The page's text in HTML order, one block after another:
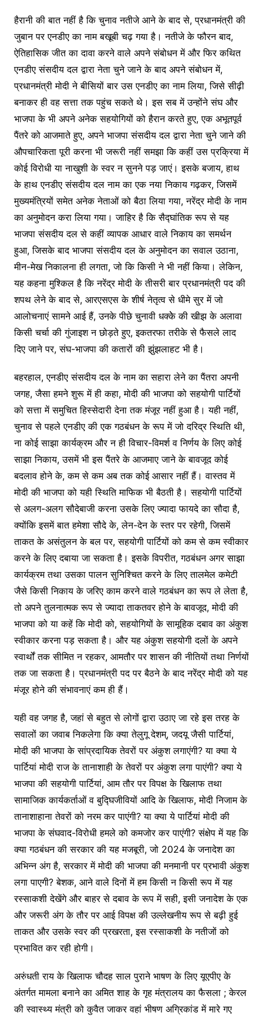
हैरानी की बात नहीं है कि चुनाव नतीजे आने के बाद से, प्रधानमंत्री की
जुबान पर एनडीए का नाम बखूबी चढ़ गया है। नतीजे के फौरन बाद,
ऐतिहासिक जीत का दावा करने वाले अपने संबोधन में और फिर कथित
एनडीए संसदीय दल द्वारा नेता चुने जाने के बाद अपने संबोधन में,
प्रधानमंत्री मोदी ने बीसियों बार उस एनडीए का नाम लिया, जिसे सीढ़ी
बनाकर ही वह सत्ता तक पहुंच सकते थे। इस सब में उन्होंने संघ और
भाजपा के भी अपने अनेक सहयोगियों को हैरान करते हुए, एक अभूतपूर्व
पैंतरे को आजमाते हुए, अपने भाजपा संसदीय दल द्वारा नेता चुने जाने की
औपचारिकता पूरी करना भी जरूरी नहीं समझा कि कहीं उस प्रक्रिया में
कोई विरोधी या नाखुशी के स्वर न सुनने पड़ जाएं। इसके बजाय, हाथ
के हाथ एनडीए संसदीय दल नाम का एक नया निकाय गढ़कर, जिसमें
मुख्यमंत्रियों समेत अनेक नेताओं को बैठा लिया गया, नरेंद्र मोदी के नाम
का अनुमोदन करा लिया गया। जाहिर है कि सैद्घांतिक रूप से यह
भाजपा संसदीय दल से कहीं व्यापक आधार वाले निकाय का समर्थन
हुआ, जिसके बाद भाजपा संसदीय दल के अनुमोदन का सवाल उठाना,
मीन-मेख निकालना ही लगता, जो कि किसी ने भी नहीं किया। लेकिन,
यह कहना मुश्किल है कि नरेंद्र मोदी के तीसरी बार प्रधानमंत्री पद की
शपथ लेने के बाद से, आरएसएस के शीर्ष नेतृत्व से धीमे सुर में जो
आलोचनाएं सामने आई हैं, उनके पीछे चुनावी धक्केे की खीझ के अलावा
किसी चर्चा की गुंजाइश न छोड़ते हुए, इकतरफा तरीके से फैसले लाद
दिए जाने पर, संघ-भाजपा की कतारों की झुंझलाहट भी है।
बहरहाल, एनडीए संसदीय दल के नाम का सहारा लेने का पैंतरा अपनी
जगह, जैसा हमने शुरू में ही कहा, मोदी की भाजपा को सहयोगी पार्टियों
को सत्ता में समुचित हिस्सेदारी देना तक मंजूर नहीं हुआ है। यही नहीं,
चुनाव से पहले एनडीए की एक गठबंधन के रूप में जो दरिद्र स्थिति थी,
ना कोई साझा कार्यक्रम और न ही विचार-विमर्श व निर्णय के लिए कोई
साझा निकाय, उसमें भी इस पैंतरे के आजमाए जाने के बावजूद कोई
बदलाव होने के, कम से कम अब तक कोई आसार नहीं हैं। वास्तव में
मोदी की भाजपा को यही स्थिति माफिक भी बैठती है। सहयोगी पार्टियों
से अलग-अलग सौदेबाजी करना उसके लिए ज्यादा फायदे का सौदा है,
क्योंकि इसमें बात हमेशा सौदे के, लेन-देन के स्तर पर रहेगी, जिसमें
ताकत के असंतुलन के बल पर, सहयोगी पार्टियों को कम से कम स्वीकार
करने के लिए दबाया जा सकता है। इसके विपरीत, गठबंधन अगर साझा
कार्यक्रम तथा उसका पालन सुनिश्चित करने के लिए तालमेल कमेटी
जैसे किसी निकाय के जरिए काम करने वाले गठबंधन का रूप ले लेता है,
तो अपने तुलनात्मक रूप से ज्यादा ताकतवर होने के बावजूद, मोदी की
भाजपा को या कहें कि मोदी को, सहयोगियों के सामूहिक दबाव का अंकुश
स्वीकार करना पड़ सकता है। और यह अंकुश सहयोगी दलों के अपने
स्वार्थों तक सीमित न रहकर, आमतौर पर शासन की नीतियों तथा निर्णयों
तक जा सकता है। प्रधानमंत्री पद पर बैठने के बाद नरेंद्र मोदी को यह
मंजूर होने की संभावनाएं कम ही हैं।
यही वह जगह है, जहां से बहुत से लोगों द्वारा उठाए जा रहे इस तरह के
सवालों का जवाब निकलेगा कि क्या तेलुगू देशम्, जदयू जैसी पार्टियां,
मोदी की भाजपा के सांप्रदायिक तेवरों पर अंकुश लगाएंगी? या क्या ये
पार्टियां मोदी राज के तानाशाही के तेवरों पर अंकुश लगा पाएंगी? क्या ये
भाजपा की सहयोगी पार्टियां, आम तौर पर विपक्ष के खिलाफ तथा
सामाजिक कार्यकर्ताओं व बुद्घिजीवियों आदि के खिलाफ, मोदी निजाम के
तानाशाहाना तेवरों को नरम कर पाएंगी? या क्या ये पार्टियां मोदी की
भाजपा के संघवाद-विरोधी हमले को कमजोर कर पाएंगी? संक्षेप में यह कि
क्या गठबंधन की सरकार की यह मजबूरी, जो 2024 के जनादेश का
अभिन्न अंग है, सरकार में मोदी की भाजपा की मनमानी पर प्रभावी अंकुश
लगा पाएगी? बेशक, आने वाले दिनों में हम किसी न किसी रूप में यह
रस्साकशी देखेंगे और बाहर से दबाव के रूप में सही, इसी जनादेश के एक
और जरूरी अंग के तौर पर आई विपक्ष की उल्लेखनीय रूप से बढ़ी हुई
ताकत और उसके स्वर की प्रखरता, इस रस्साकशी के नतीजों को
प्रभावित कर रही होगी।
अरुंधती राय के खिलाफ चौदह साल पुराने भाषण के लिए यूएपीए के
अंतर्गत मामला बनाने का अमित शाह के गृह मंत्रालय का फैसला ; केरल
की स्वास्थ्य मंत्री को कुवैत जाकर वहां भीषण अग्रिकांड में मारे गए